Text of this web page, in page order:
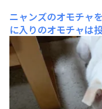
ニャンズのオモチャ
に入りのオモチャは
とされてるのだが、
ケに盗まれる😂最初
最近はオヤツに釣ら
てくれない。盗られ